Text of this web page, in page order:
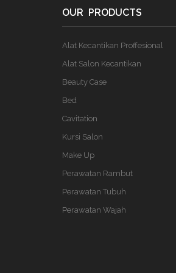
OUR PRODUCTS
Alat Kecantikan Proffesional
Alat Salon Kecantikan
Beauty Case
Bed
Cavitation
Kursi Salon
Make Up
Perawatan Rambut
Perawatan Tubuh
Perawatan Wajah